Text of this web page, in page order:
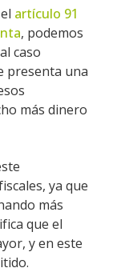
artículo 91
, podemos
caso
presenta una
más dinero
ya que
más
que el
y en este